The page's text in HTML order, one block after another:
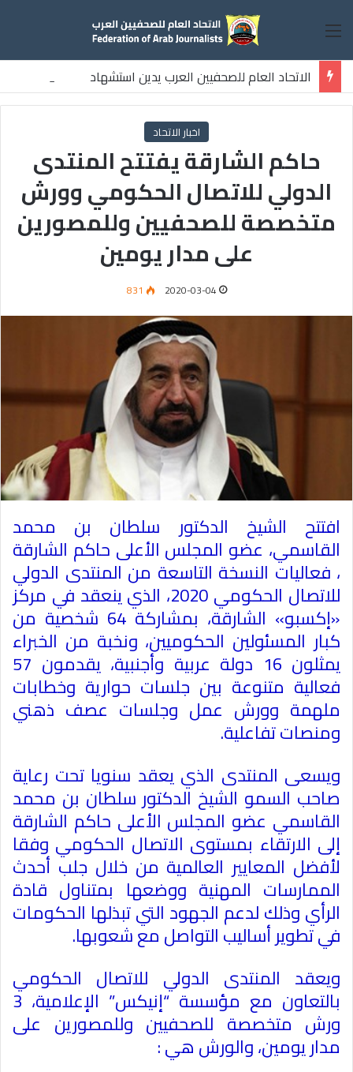
القائمة
الاتحاد العام للصحفيين العرب يدين استشهاد
ثلاثة صحفيين فلسطينيين باستهداف إسرائيلي وسط قطاع غزة
اخبار الاتحاد
حاكم الشارقة يفتتح المنتدى
الدولي للاتصال الحكومي وورش
متخصصة للصحفيين وللمصورين
على مدار يومين
2020-03-04
831
افتتح الشيخ الدكتور سلطان بن محمد
القاسمي، عضو المجلس الأعلى حاكم الشارقة
، فعاليات النسخة التاسعة من المنتدى الدولي
للاتصال الحكومي 2020، الذي ينعقد في مركز
«إكسبو» الشارقة، بمشاركة 64 شخصية من
كبار المسئولين الحكوميين، ونخبة من الخبراء
يمثلون 16 دولة عربية وأجنبية، يقدمون 57
فعالية متنوعة بين جلسات حوارية وخطابات
ملهمة وورش عمل وجلسات عصف ذهني
ومنصات تفاعلية.
ويسعى المنتدى الذي يعقد سنويا تحت رعاية
صاحب السمو الشيخ الدكتور سلطان بن محمد
القاسمي عضو المجلس الأعلى حاكم الشارقة
إلى الارتقاء بمستوى الاتصال الحكومي وفقا
لأفضل المعايير العالمية من خلال جلب أحدث
الممارسات المهنية ووضعها بمتناول قادة
الرأي وذلك لدعم الجهود التي تبذلها الحكومات
في تطوير أساليب التواصل مع شعوبها.
ويعقد المنتدى الدولي للاتصال الحكومي
بالتعاون مع مؤسسة “إنيكس” الإعلامية، 3
ورش متخصصة للصحفيين وللمصورين على
مدار يومين، والورش هي: